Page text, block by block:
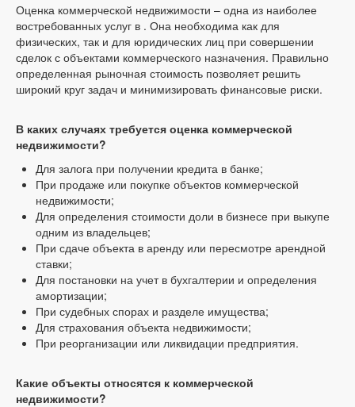
Оценка коммерческой недвижимости – одна из наиболее
востребованных услуг в . Она необходима как для
физических, так и для юридических лиц при совершении
сделок с объектами коммерческого назначения. Правильно
определенная рыночная стоимость позволяет решить
широкий круг задач и минимизировать финансовые риски.
В каких случаях требуется оценка коммерческой
недвижимости?
Для залога при получении кредита в банке;
При продаже или покупке объектов коммерческой
недвижимости;
Для определения стоимости доли в бизнесе при выкупе
одним из владельцев;
При сдаче объекта в аренду или пересмотре арендной
ставки;
Для постановки на учет в бухгалтерии и определения
амортизации;
При судебных спорах и разделе имущества;
Для страхования объекта недвижимости;
При реорганизации или ликвидации предприятия.
Какие объекты относятся к коммерческой
недвижимости?